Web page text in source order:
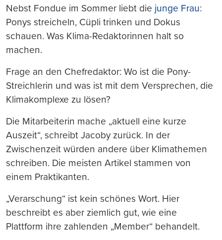
Nebst Fondue im Sommer liebt die junge Frau:
Ponys streicheln, Cüpli trinken und Dokus
schauen. Was Klima-Redaktorinnen halt so
machen.
Frage an den Chefredaktor: Wo ist die Pony-
Streichlerin und was ist mit dem Versprechen, die
Klimakomplexe zu lösen?
Die Mitarbeiterin mache „aktuell eine kurze
Auszeit“, schreibt Jacoby zurück. In der
Zwischenzeit würden andere über Klimathemen
schreiben. Die meisten Artikel stammen von
einem Praktikanten.
„Verarschung“ ist kein schönes Wort. Hier
beschreibt es aber ziemlich gut, wie eine
Plattform ihre zahlenden „Member“ behandelt.